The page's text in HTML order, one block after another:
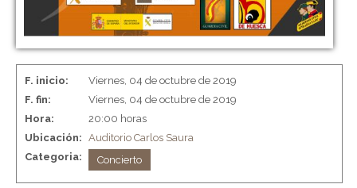
F. inicio:
Viernes, 04 de octubre de 2019
F. fin:
Viernes, 04 de octubre de 2019
Hora:
20:00 horas
Ubicación: Auditorio Carlos Saura
Categoria:
Concierto